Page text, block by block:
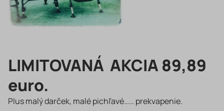
LIMITOVANÁ AKCIA 89,89
euro.
Plus malý darček, malé pichľavé..... prekvapenie.